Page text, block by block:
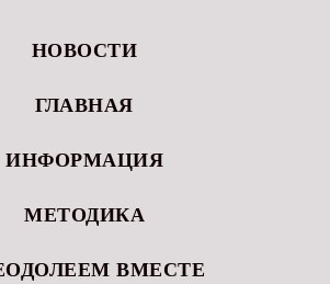
НОВОСТИ
ГЛАВНАЯ
ИНФОРМАЦИЯ
МЕТОДИКА
ВМЕСТЕ